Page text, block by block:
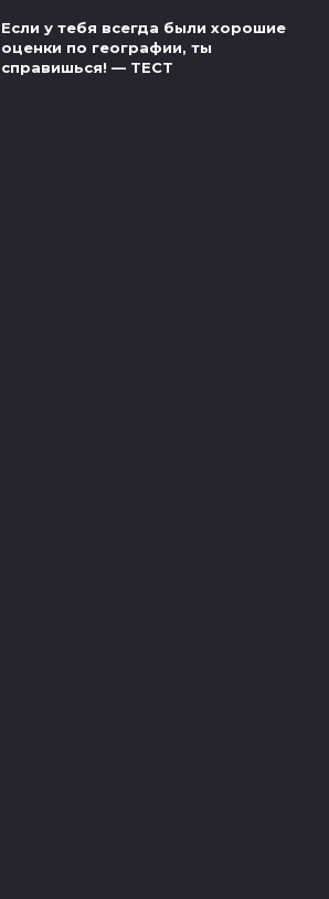
Если у тебя всегда были хорошие
оценки по географии, ты
справишься! — ТЕСТ